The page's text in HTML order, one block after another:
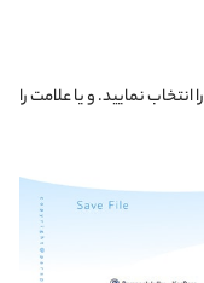
جهت ذخیره تغییرات حتما گزینه Save از منوی File را انتخاب نمایید. و یا علامت را